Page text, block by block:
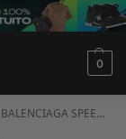
0
BALENCIAGA SPEED RÉPLICAS